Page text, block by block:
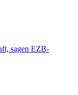
sagen EZB-